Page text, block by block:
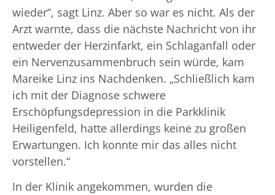
wieder“, sagt Linz. Aber so war es nicht. Als der
Arzt warnte, dass die nächste Nachricht von ihr
entweder der Herzinfarkt, ein Schlaganfall oder
ein Nervenzusammenbruch sein würde, kam
Mareike Linz ins Nachdenken. „Schließlich kam
ich mit der Diagnose schwere
Erschöpfungsdepression in die Parkklinik
Heiligenfeld, hatte allerdings keine zu großen
Erwartungen. Ich konnte mir das alles nicht
vorstellen.“
In der Klinik angekommen, wurden die